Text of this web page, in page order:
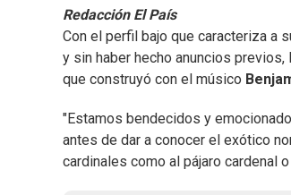
Redacción El País
Con el perfil bajo que caracteriza a
y sin haber hecho anuncios
que construyó con el músico
"Estamos bendecidos y
antes de dar a conocer el exótico
cardinales como al pájaro cardenal